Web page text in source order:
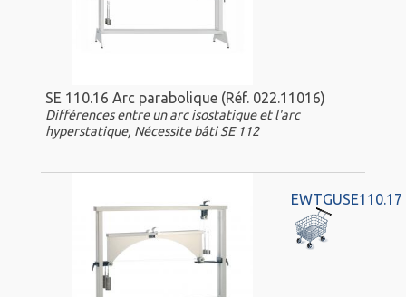
SE 110.16 Arc parabolique (Réf. 022.11016)
Différences entre un arc isostatique et l'arc
hyperstatique, Nécessite bâti SE 112
EWTGUSE110.17